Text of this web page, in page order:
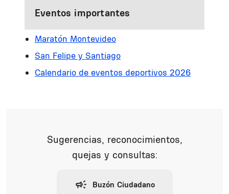
Eventos importantes
Maratón Montevideo
San Felipe y Santiago
Calendario de eventos deportivos 2026
Sugerencias, reconocimientos,
quejas y consultas: